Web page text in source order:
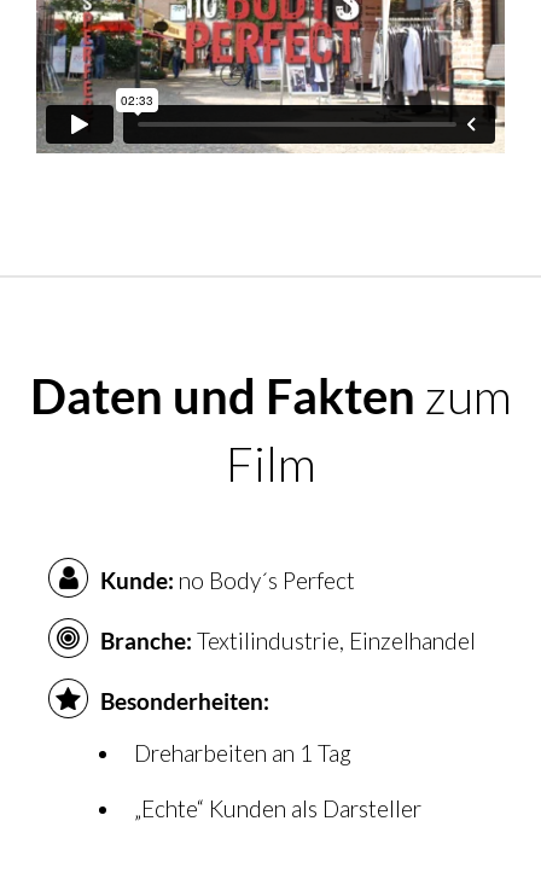
Daten und Fakten zum
Film
Kunde: no Body´s Perfect
Branche: Textilindustrie, Einzelhandel
Besonderheiten:
Dreharbeiten an 1 Tag
„Echte“ Kunden als Darsteller